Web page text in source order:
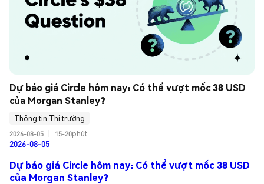
Dự báo giá Circle hôm nay: Có thể vượt mốc 38 USD
của Morgan Stanley?
Thông tin Thị trường
2026-08-05
15-20phút
2026-08-05
Dự báo giá Circle hôm nay: Có thể vượt mốc 38 USD
của Morgan Stanley?